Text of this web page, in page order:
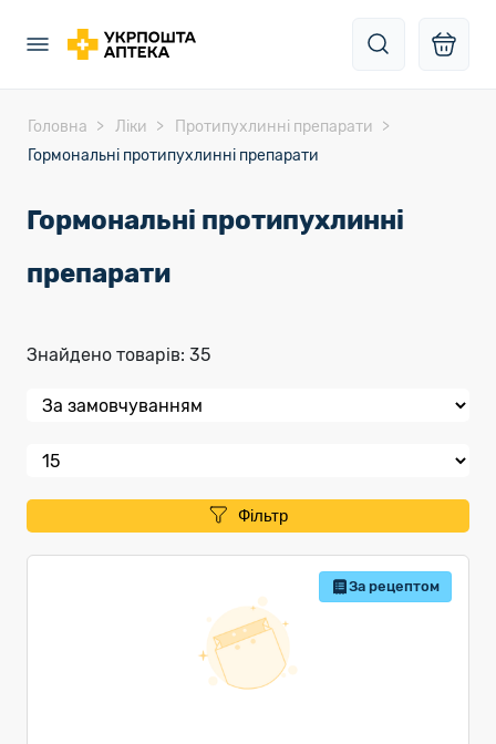
Головна Ліки
Протипухлинні препарати
Гормональні протипухлинні препарати
Гормональні протипухлинні
препарати
Знайдено товарів: 35
Фільтр
За рецептом